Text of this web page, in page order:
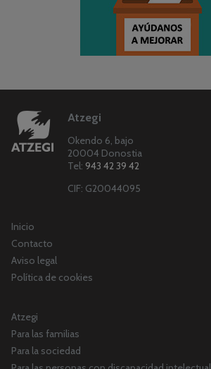
Atzegi
Okendo 6, bajo
20004 Donostia
Tel: 943 42 39 42
CIF: G20044095
Inicio
Contacto
Aviso legal
Política de cookies
Atzegi
Para las familias
Para la sociedad